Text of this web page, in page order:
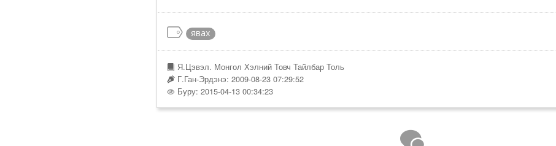
явах
Я.Цэвэл. Монгол Хэлний Товч Тайлбар Толь
Г.Ган-Эрдэнэ: 2009-08-23 07:29:52
Буру: 2015-04-13 00:34:23